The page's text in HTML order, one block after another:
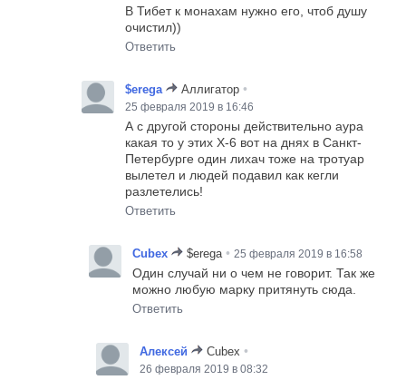
В Тибет к монахам нужно его, чтоб душу
очистил))
Ответить
$erega Аллигатор •
25 февраля 2019 в 16:46
А с другой стороны действительно аура
какая то у этих Х-6 вот на днях в Санкт-
Петербурге один лихач тоже на тротуар
вылетел и людей подавил как кегли
разлетелись!
Ответить
Cubex $erega • 25 февраля 2019 в 16:58
Один случай ни о чем не говорит. Так же
можно любую марку притянуть сюда.
Ответить
Алексей Cubex •
26 февраля 2019 в 08:32